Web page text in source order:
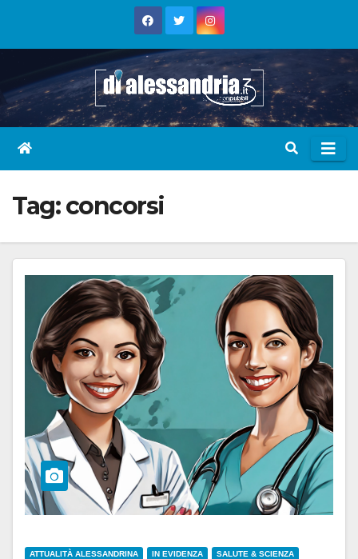
Tag:concorsi
ATTUALITÀ ALESSANDRINA IN EVIDENZA SALUTE & SCIENZA